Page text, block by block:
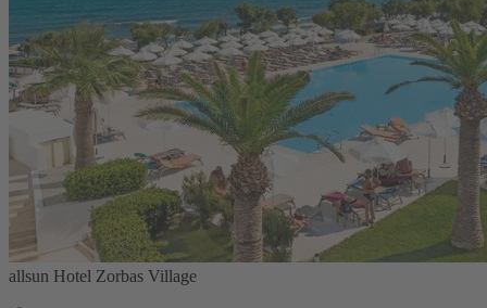
allsun Hotel Zorbas Village